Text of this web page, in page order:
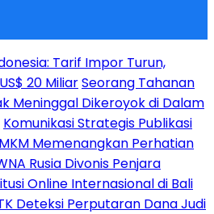
Tarif Impor Turun,
20 MiliarSeorang Tahanan
Meninggal Dikeroyok di Dalam
Komunikasi Strategis Publikasi
Memenangkan Perhatian
Rusia Divonis Penjara
Online Internasional di Bali
Deteksi Perputaran Dana Judi